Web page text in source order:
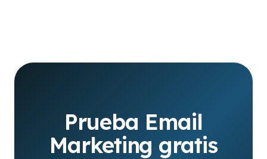
Prueba Email
Marketing gratis